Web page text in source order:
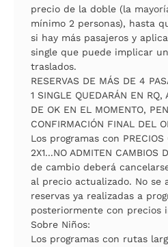
precio de la doble (la
mínimo 2 personas), hasta
si hay más pasajeros y
single que puede implicar
traslados.
RESERVAS DE MÁS DE 4
1 SINGLE QUEDARÁN EN RQ,
DE OK EN EL MOMENTO,
CONFIRMACIÓN FINAL DEL
Los programas con PRECIOS
2X1...NO ADMITEN CAMBIOS
de cambio deberá
al precio actualizado. No se
reservas ya realizadas a
posteriormente con precios
Sobre Niños:
Los programas con rutas